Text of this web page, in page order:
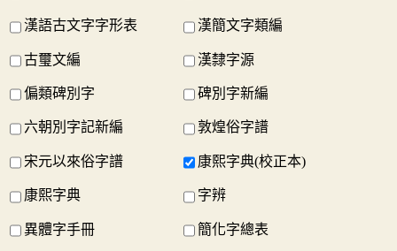
漢語古文字字形表 漢簡文字類編
古璽文編 漢隸字源
偏類碑別字 碑別字新編
六朝別字記新編 敦煌俗字譜
宋元以來俗字譜 康熙字典(校正本)
康熙字典 字辨
異體字手冊 簡化字總表